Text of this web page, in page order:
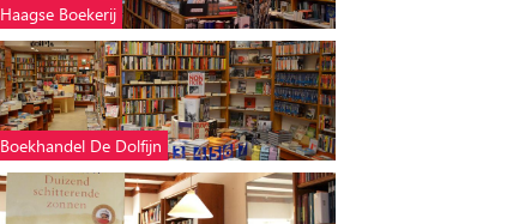
Haagse Boekerij
Boekhandel De Dolfijn